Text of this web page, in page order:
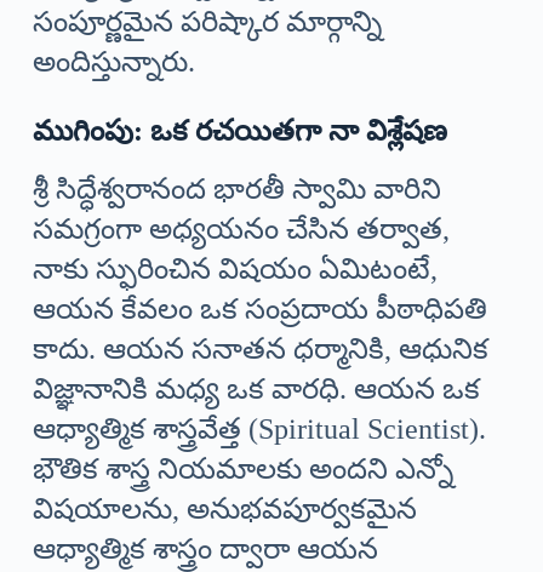
సంపూర్ణమైన పరిష్కార మార్గాన్ని
అందిస్తున్నారు.
ముగింపు: ఒక రచయితగా నా విశ్లేషణ
శ్రీ సిద్ధేశ్వరానంద భారతీ స్వామి వారిని
సమగ్రంగా అధ్యయనం చేసిన తర్వాత,
నాకు స్ఫురించిన విషయం ఏమిటంటే,
ఆయన కేవలం ఒక సంప్రదాయ పీఠాధిపతి
కాదు. ఆయన సనాతన ధర్మానికి, ఆధునిక
విజ్ఞానానికి మధ్య ఒక వారధి. ఆయన ఒక
ఆధ్యాత్మిక శాస్త్రవేత్త (Spiritual Scientist).
భౌతిక శాస్త్ర నియమాలకు అందని ఎన్నో
విషయాలను, అనుభవపూర్వకమైన
ఆధ్యాత్మిక శాస్త్రం ద్వారా ఆయన